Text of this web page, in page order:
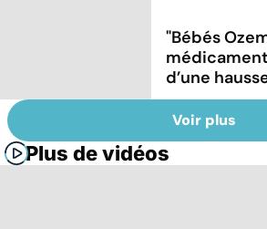
"Bébés
d’une
Voir plus
Plus de vidéos